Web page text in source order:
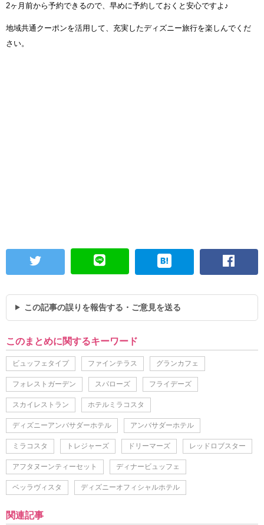
2ヶ月前から予約できるので、早めに予約しておくと安心ですよ♪
地域共通クーポンを活用して、充実したディズニー旅行を楽しんでくだ
さい。
この記事の誤りを報告する・ご意見を送る
このまとめに関するキーワード
ビュッフェタイプ ファインテラス グランカフェ
フォレストガーデン スパローズ フライデーズ
スカイレストラン ホテルミラコスタ
ディズニーアンバサダーホテル アンバサダーホテル
ミラコスタ トレジャーズ ドリーマーズ レッドロブスター
アフタヌーンティーセット ディナービュッフェ
ベッラヴィスタ ディズニーオフィシャルホテル
関連記事